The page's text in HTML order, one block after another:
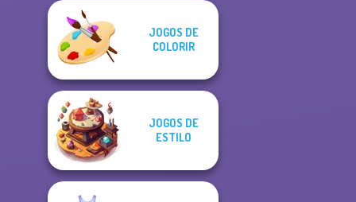
JOGOS DE
COLORIR
JOGOS DE
ESTILO